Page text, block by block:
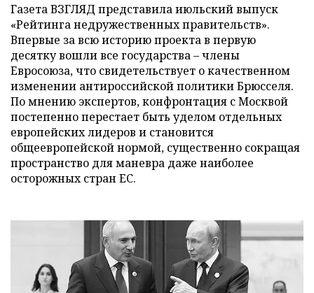
Газета ВЗГЛЯД представила июльский выпуск
«Рейтинга недружественных правительств».
Впервые за всю историю проекта в первую
десятку вошли все государства – члены
Евросоюза, что свидетельствует о качественном
изменении антироссийской политики Брюсселя.
По мнению экспертов, конфронтация с Москвой
постепенно перестает быть уделом отдельных
европейских лидеров и становится
общеевропейской нормой, существенно сокращая
пространство для маневра даже наиболее
осторожных стран ЕС.